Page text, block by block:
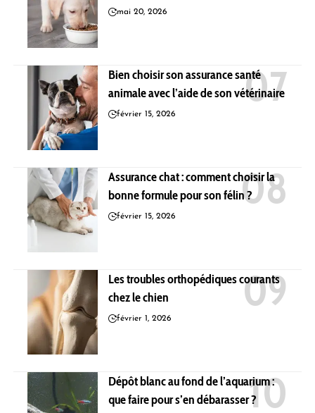
mai 20, 2026
Bien choisir son assurance santé
animale avec l’aide de son vétérinaire
février 15, 2026
Assurance chat : comment choisir la
bonne formule pour son félin ?
février 15, 2026
Les troubles orthopédiques courants
chez le chien
février 1, 2026
Dépôt blanc au fond de l’aquarium :
que faire pour s’en débarasser ?